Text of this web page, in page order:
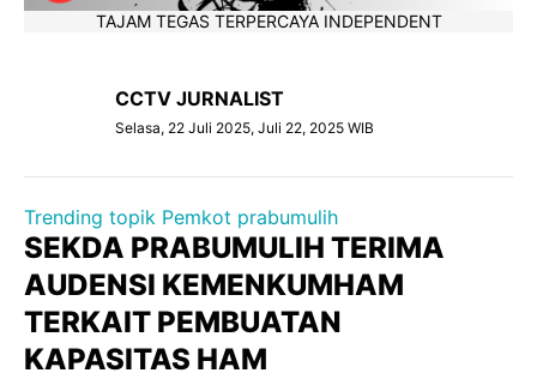
TAJAM TEGAS TERPERCAYA INDEPENDENT
CCTV JURNALIST
Selasa, 22 Juli 2025, Juli 22, 2025 WIB
Trending topik Pemkot prabumulih
SEKDA PRABUMULIH TERIMA
AUDENSI KEMENKUMHAM
TERKAIT PEMBUATAN
KAPASITAS HAM